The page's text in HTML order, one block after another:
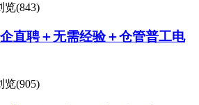
览(843)
直聘＋无需经验＋仓管普工电
览(905)